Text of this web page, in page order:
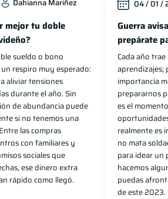
Dahianna Mariñez
mejor tu doble
sueldo o bono
respiro muy esperado:
aliviar tensiones
durante el año. Sin
de abundancia puede
si no tenemos una
las compras
con familiares y
sociales que
ese dinero extra
rápido como llegó.
04 / 01 /
Guerra
prepárate
Cada año
aprendizajes;
importancia
prepararnos
es el
realmente es
no mata
para idear un
hacemos
puedas
de este 2023.